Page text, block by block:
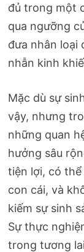
đủ trong một
qua ngưỡng
đưa nhân loại
nhẫn kinh
Mặc dù sự
vậy, nhưng
những quan
hưởng sâu
tiện lợi, có
con cái, và
kiếm sự sinh
Sự thực
trong tương